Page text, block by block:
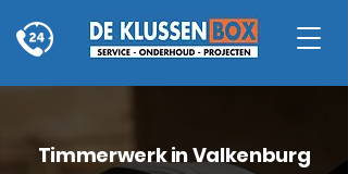
Timmerwerk in Valkenburg